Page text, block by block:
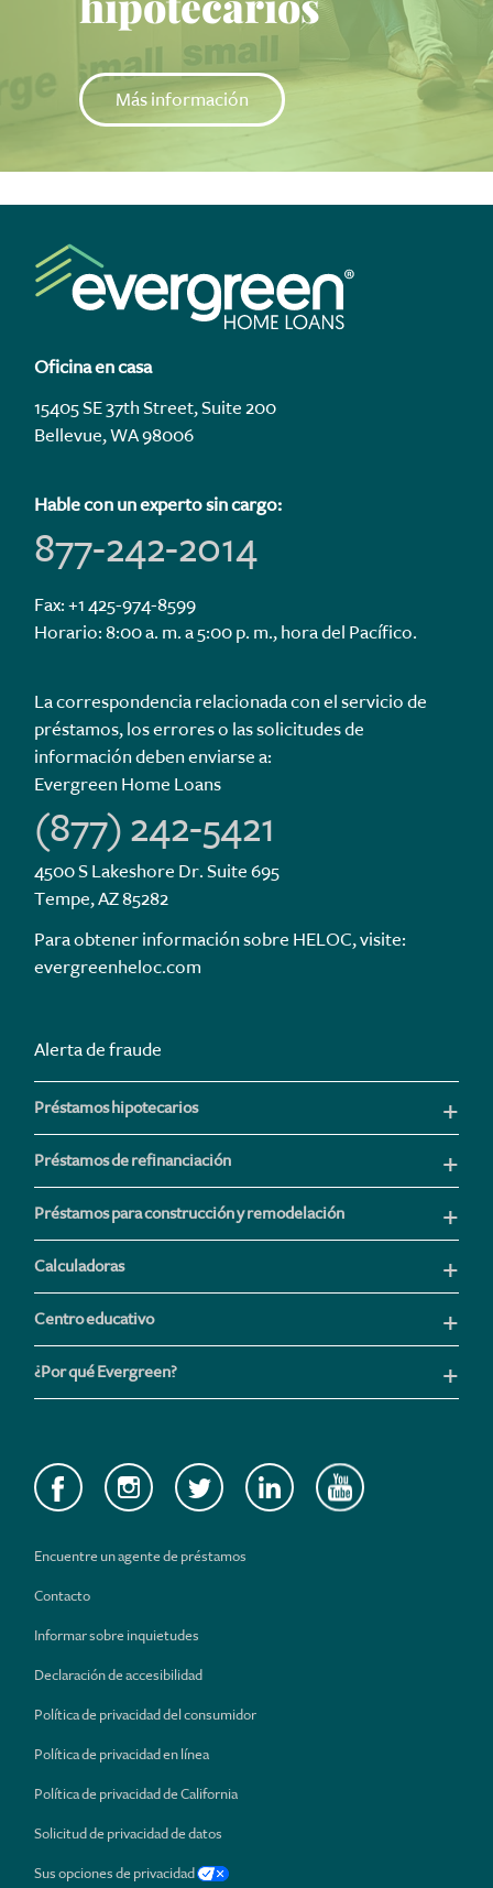
Más información
Oficina en casa
15405 SE 37th Street, Suite 200
Bellevue, WA 98006
Hable con un experto sin cargo:
877-242-2014
Fax: +1 425-974-8599
Horario: 8:00 a. m. a 5:00 p. m., hora del Pacífico.
La correspondencia relacionada con el servicio de
préstamos, los errores o las solicitudes de
información deben enviarse a:
Evergreen Home Loans
(877) 242-5421
4500 S Lakeshore Dr. Suite 695
Tempe, AZ 85282
Para obtener información sobre HELOC, visite:
evergreenheloc.com
Alerta de fraude
Préstamos hipotecarios
Préstamos de refinanciación
Préstamos para construcción y remodelación
Calculadoras
Centro educativo
¿Por qué Evergreen?
Encuentre un agente de préstamos
Contacto
Informar sobre inquietudes
Declaración de accesibilidad
Política de privacidad del consumidor
Política de privacidad en línea
Política de privacidad de California
Solicitud de privacidad de datos
Sus opciones de privacidad